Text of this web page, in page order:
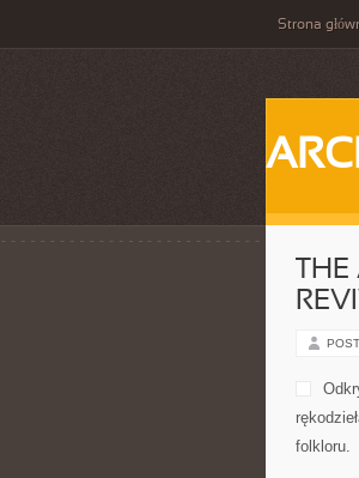
Strona
folkloru.